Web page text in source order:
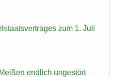
zum 1. Juli
end­lich un­ge­stört